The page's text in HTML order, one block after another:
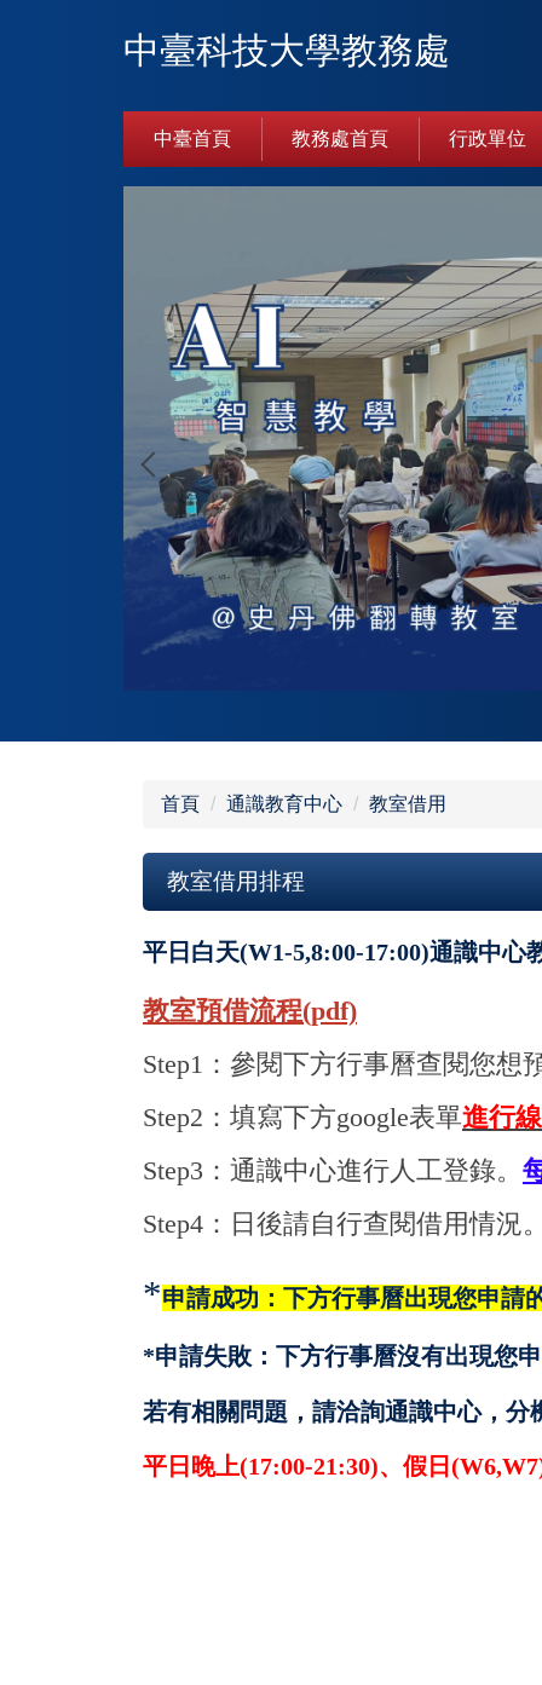
中臺科技大學教務處
中臺首頁 教務處首頁 行政單位
首頁 通識教育中心 教室借用
教室借用排程
平日白天(W1-5,8:00-17:00)通識中心
教室預借流程(pdf)
Step1 ：參閱下方行事曆查閱您想
Step2： 填寫下方google表單進行
Step3：通識中心進行人工登錄。
Step4：日後請自行查閱借用情況
*申請成功：下方行事曆出現您申請
*申請失敗： 下方行事曆沒有出現您
若有相關問題，請洽詢通識中心，分
平日晚上(17:00-21:30)、假日